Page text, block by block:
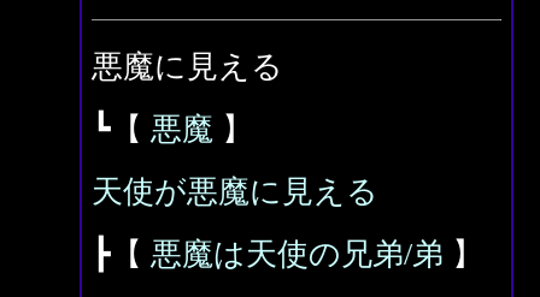
悪魔に見える
┗【 悪魔 】
天使が悪魔に見える
┣【 悪魔は天使の兄弟/弟 】